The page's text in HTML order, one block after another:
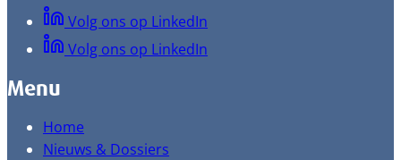
Volg ons op LinkedIn
Volg ons op LinkedIn
Menu
Home
Nieuws & Dossiers